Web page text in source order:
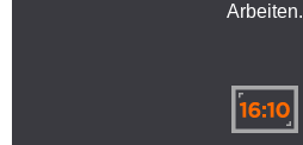
Arbeiten.